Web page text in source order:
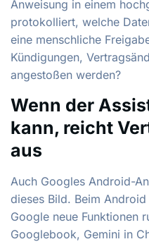
Anweisung in einem
protokolliert, welche
eine menschliche
Kündigungen,
angestoßen werden?
Wenn der
kann, reicht
aus
Auch Googles Android-
dieses Bild. Beim
Google neue Funktionen
Googlebook, Gemini in